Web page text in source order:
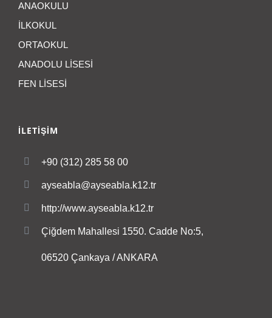
ANAOKULU
İLKOKUL
ORTAOKUL
ANADOLU LİSESİ
FEN LİSESİ
İLETİŞİM
+90 (312) 285 58 00
ayseabla@ayseabla.k12.tr
http://www.ayseabla.k12.tr
Çiğdem Mahallesi 1550. Cadde No:5,
06520 Çankaya / ANKARA